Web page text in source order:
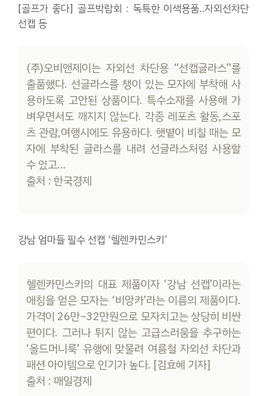
[골프가 좋다] 골프박람회 : 독특한 이색용품‥자외선차단
선캡 등
(주)오비앤제이는 자외선 차단용 “선캡글라스”를
출품했다. 선글라스를 챙이 있는 모자에 부착해 사
용하도록 고안된 상품이다. 특수소재를 사용해 가
벼우면서도 깨지지 않는다. 각종 레포츠 활동,스포
츠 관람,여행시에도 유용하다. 햇볕이 비칠 때는 모
자에 부착된 글라스를 내려 선글라스처럼 사용할
수 있고…
출처 : 한국경제
강남 엄마들 필수 선캡 ‘헬렌카민스키’
헬렌카민스키의 대표 제품이자 ‘강남 선캡’이라는
애칭을 얻은 모자는 ‘비앙카’라는 이름의 제품이다.
가격이 26만~32만원으로 모자치고는 상당히 비싼
편이다. 그러나 튀지 않는 고급스러움을 추구하는
‘올드머니룩’ 유행에 맞물려 여름철 자외선 차단과
패션 아이템으로 인기가 높다. [김효혜 기자]
출처 : 매일경제